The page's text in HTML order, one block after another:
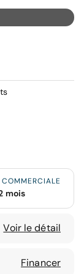
mois
Voir le détail
Financer